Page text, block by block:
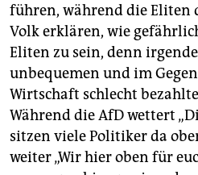
führen, während die Eliten
Volk erklären, wie
Eliten zu sein, denn
unbequemen und im
Wirtschaft schlecht
Während die AfD wettert
sitzen viele Politiker da
weiter „Wir hier oben für